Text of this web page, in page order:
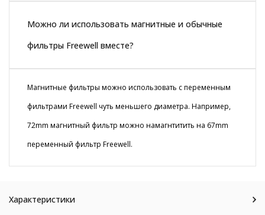
Можно ли использовать магнитные и обычные
фильтры Freewell вместе?
Магнитные фильтры можно использовать с переменным
фильтрами Freewell чуть меньшего диаметра. Например,
72mm магнитный фильтр можно намагнтитить на 67mm
переменный фильтр Freewell.
Характеристики